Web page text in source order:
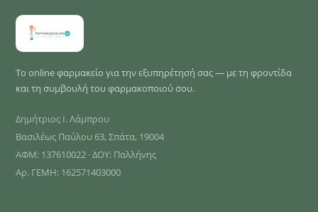
Το online φαρμακείο για την εξυπηρέτησή σας — με τη φροντίδα
και τη συμβουλή του φαρμακοποιού σου.
Δημήτριος Ι. Λάμπρου
Βασιλέως Παύλου 63, Σπάτα, 19004
ΑΦΜ: 137610022 · ΔΟΥ: Παλλήνης
Αρ. ΓΕΜΗ: 162571403000